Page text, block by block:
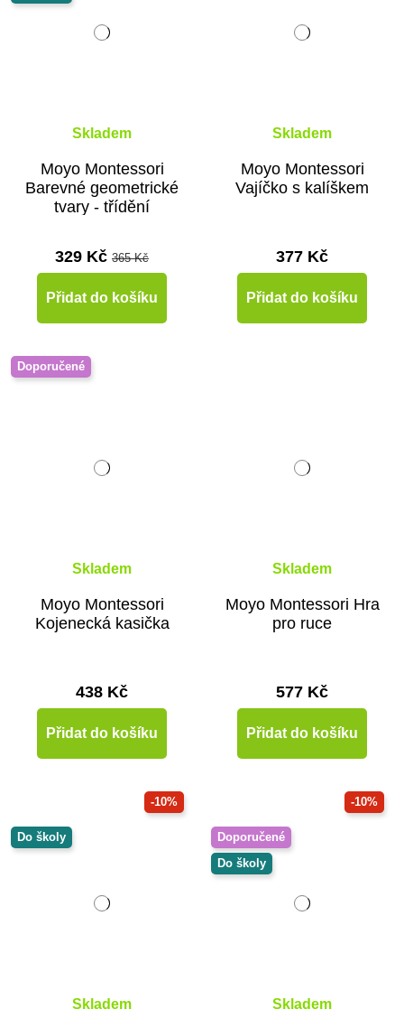
Skladem
Moyo Montessori
Barevné geometrické
tvary - třídění
329 Kč 365 Kč
Přidat do košíku
Skladem
Moyo Montessori
Vajíčko s kalíškem
377 Kč
Přidat do košíku
Doporučené
Skladem
Moyo Montessori
Kojenecká kasička
438 Kč
Přidat do košíku
Skladem
Moyo Montessori Hra
pro ruce
577 Kč
Přidat do košíku
-10%
Do školy
Skladem
-10%
Doporučené
Do školy
Skladem